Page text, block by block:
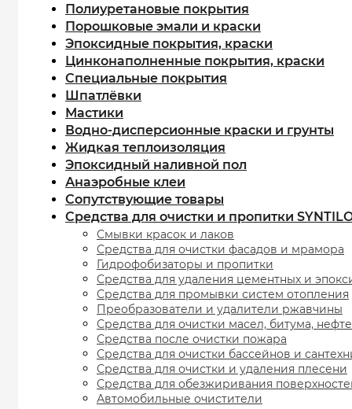
Полиуретановые покрытия
Порошковые эмали и краски
Эпоксидные покрытия, краски
Цинконаполненные покрытия, краски
Специальные покрытия
Шпатлёвки
Мастики
Водно-дисперсионные краски и грунты
Жидкая теплоизоляция
Эпоксидный наливной пол
Анаэробные клеи
Сопутствующие товары
Средства для очистки и пропитки
Смывки красок и лаков
Средства для очистки фасадов и мрамора
Гидрофобизаторы и пропитки
Средства для удаления цементных и
Средства для промывки систем отопления
Преобразователи и удалители ржавчины
Средства для очистки масел, битума,
Средства после очистки пожара
Средства для очистки бассейнов и
Средства для очистки и удаления плесени
Средства для обезжиривания
Автомобильные очистители